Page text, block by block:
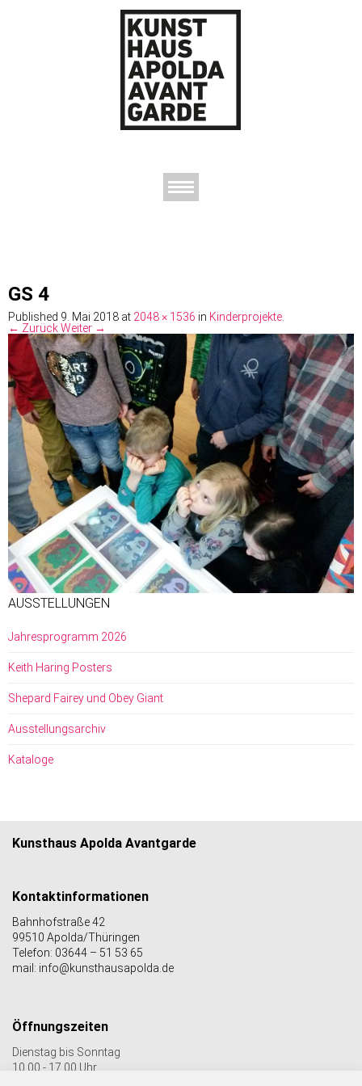
GS 4
Published 9. Mai 2018 at 2048 × 1536 in Kinderprojekte.
← ZurückWeiter →
AUSSTELLUNGEN
Jahresprogramm 2026
Keith Haring Posters
Shepard Fairey und Obey Giant
Ausstellungsarchiv
Kataloge
Kunsthaus Apolda Avantgarde
Kontaktinformationen
Bahnhofstraße 42
99510 Apolda/Thüringen
Telefon: 03644 – 51 53 65
mail: info@kunsthausapolda.de
Öffnungszeiten
Dienstag bis Sonntag
10.00 - 17.00 Uhr